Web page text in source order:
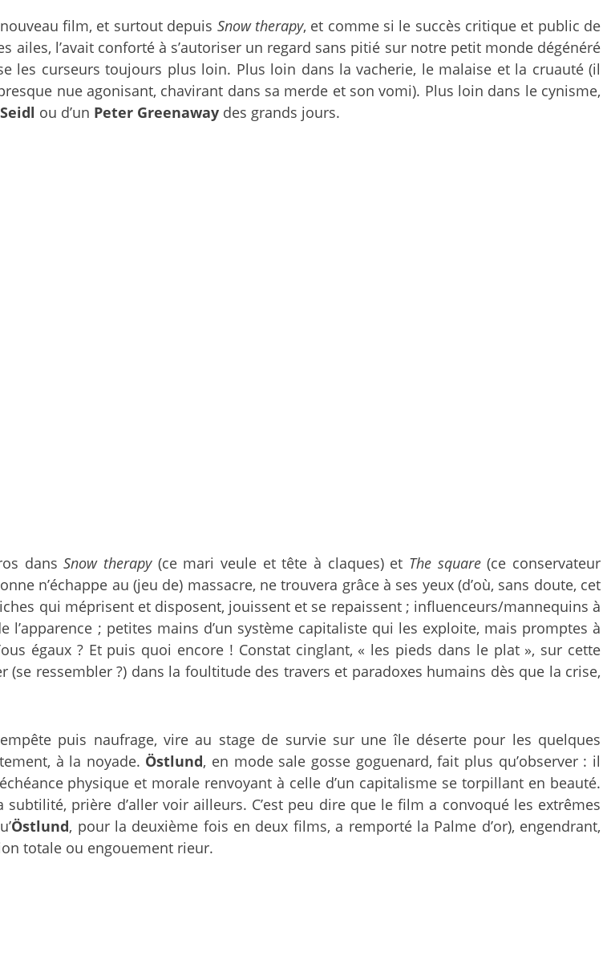
film, et surtout depuis Snow therapy, et comme si le succès critique et public de
ailes, l’avait conforté à s’autoriser un regard sans pitié sur notre petit monde dégénéré
les curseurs toujours plus loin. Plus loin dans la vacherie, le malaise et la cruauté (il
nue agonisant, chavirant dans sa merde et son vomi). Plus loin dans le cynisme,
ou d’un Peter Greenaway des grands jours.
dansSnow therapy(ce mari veule et tête à claques) et The square(ce conservateur
n’échappe au (jeu de) massacre, ne trouvera grâce à ses yeux (d’où, sans doute, cet
qui méprisent et disposent, jouissent et se repaissent ; influenceurs/mannequins à
; petites mains d’un système capitaliste qui les exploite, mais promptes à
égaux ? Et puis quoi encore ! Constat cinglant, « les pieds dans le plat », sur cette
ressembler ?) dans la foultitude des travers et paradoxes humains dès que la crise,
puis naufrage, vire au stage de survie sur une île déserte pour les quelques
à la noyade. Östlund, en mode sale gosse goguenard, fait plus qu’observer : il
physique et morale renvoyant à celle d’un capitalisme se torpillant en beauté.
prière d’aller voir ailleurs. C’est peu dire que le film a convoqué les extrêmes
Östlund, pour la deuxième fois en deux films, a remporté la Palme d’or), engendrant,
totale ou engouement rieur.